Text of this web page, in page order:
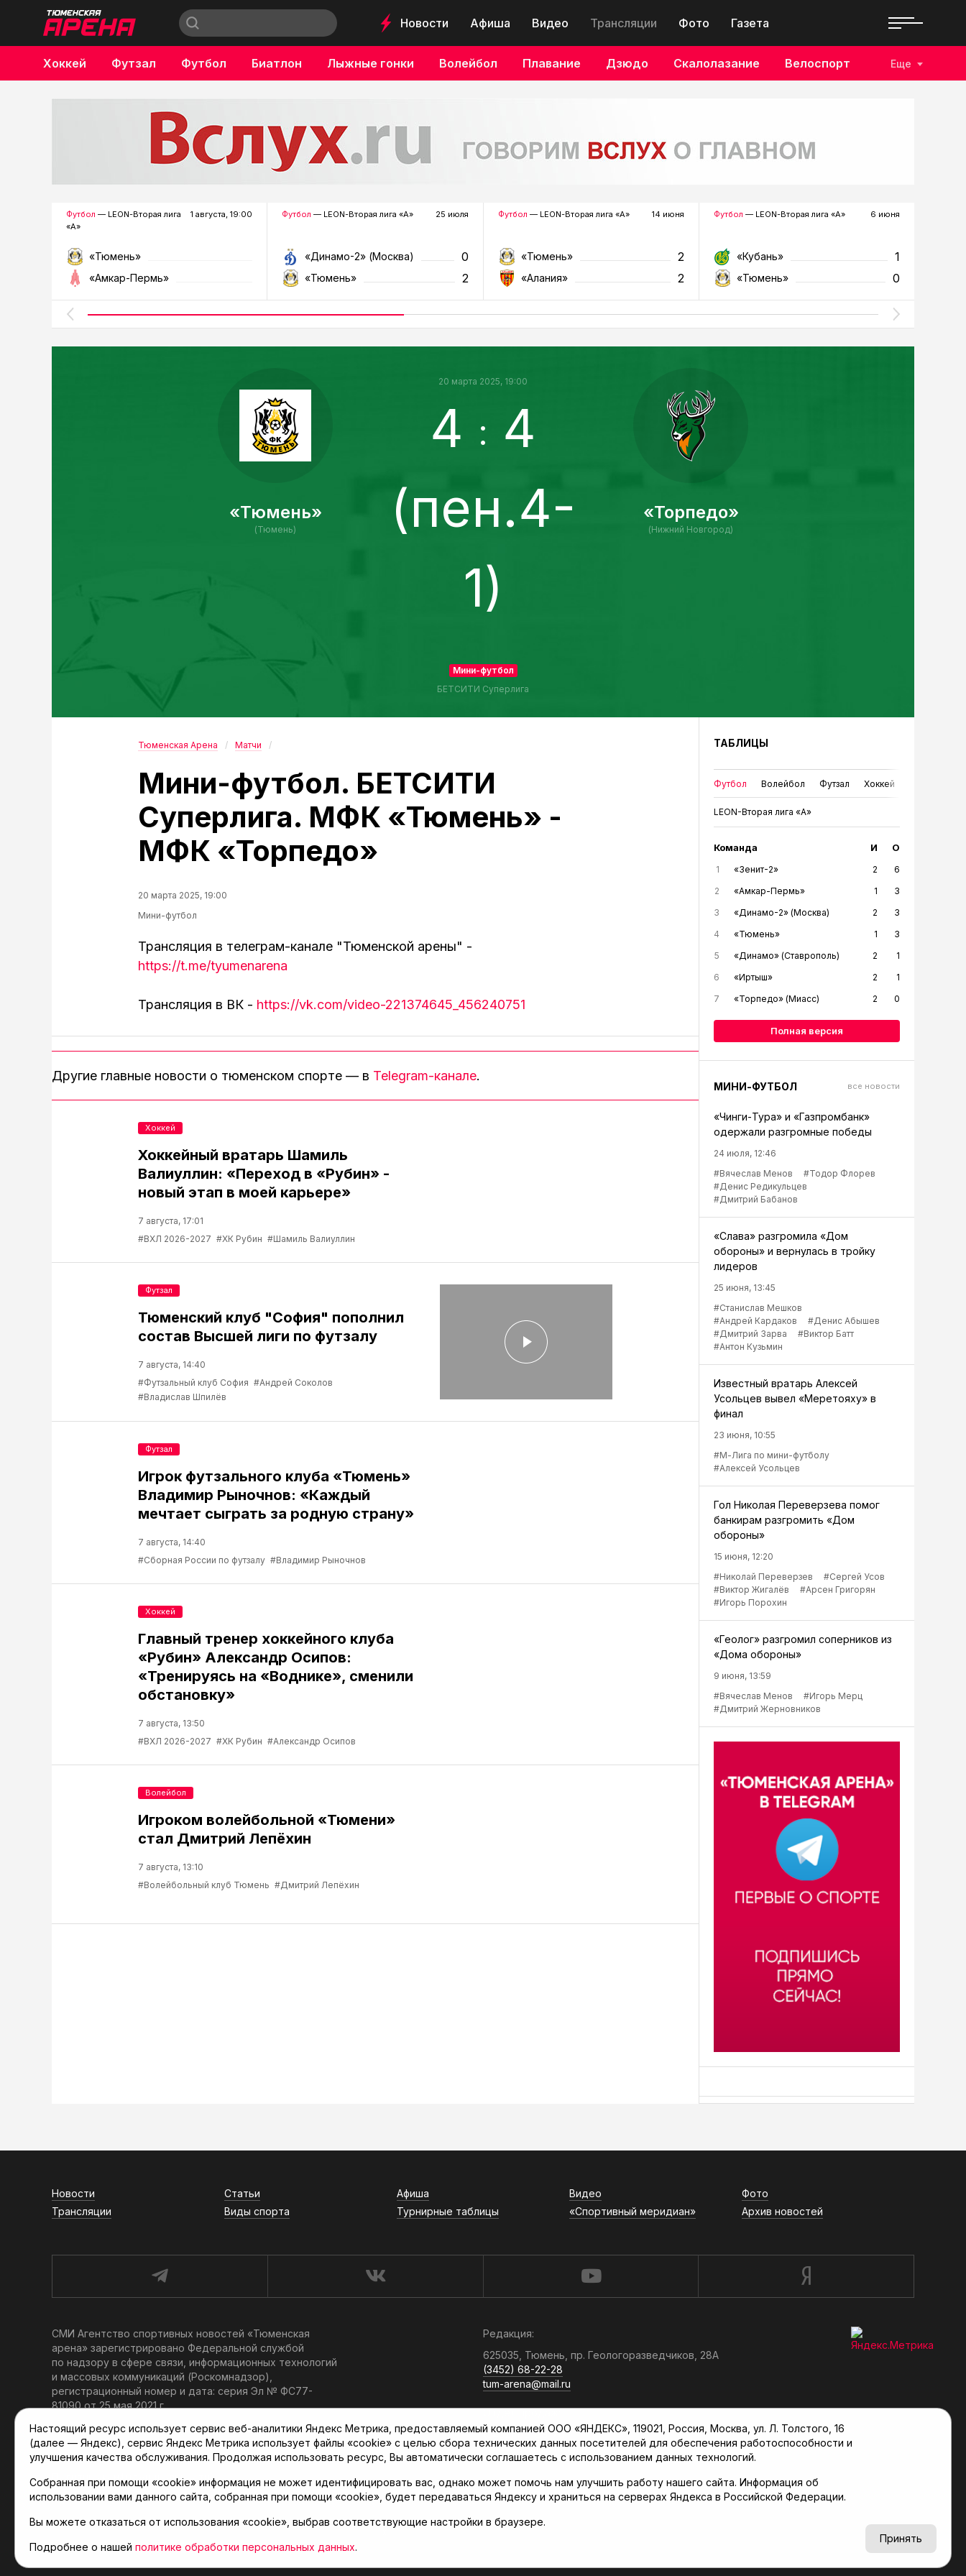
Новости Афиша Видео Трансляции Фото Газета
Хоккей Футзал Футбол Биатлон Лыжные гонки Волейбол Плавание Дзюдо Скалолазание Велоспорт
Бокс
Еще
Футбол — LEON-Вторая лига
«А»
1 августа, 19:00
«Тюмень»
«Амкар-Пермь»
Футбол — LEON-Вторая лига «А» 25 июля
«Динамо-2» (Москва) 0
«Тюмень» 2
Футбол — LEON-Вторая лига «А» 14 июня
«Тюмень» 2
«Алания» 2
Футбол — LEON-Вторая лига «А» 6 июня
«Кубань» 1
«Тюмень» 0
«Тюмень»
(Тюмень)
20 марта 2025, 19:00
4 : 4
(пен.4-
1)
Мини-футбол
БЕТСИТИ Суперлига
«Торпедо»
(Нижний Новгород)
Тюменская Арена Матчи
Мини-футбол. БЕТСИТИ
Суперлига. МФК «Тюмень» -
МФК «Торпедо»
20 марта 2025, 19:00
Мини-футбол
Трансляция в телеграм-канале "Тюменской арены" -
https://t.me/tyumenarena
Трансляция в ВК - https://vk.com/video-221374645_456240751
Другие главные новости о тюменском спорте — в Telegram-канале.
Хоккейный вратарь Шамиль
Валиуллин: «Переход в «Рубин» -
новый этап в моей карьере»
7 августа, 17:01
#ВХЛ 2026-2027 #ХК Рубин #Шамиль Валиуллин
Хоккей
Тюменский клуб "София" пополнил
состав Высшей лиги по футзалу
7 августа, 14:40
#Футзальный клуб София #Андрей Соколов
#Владислав Шпилёв
Футзал
Игрок футзального клуба «Тюмень»
Владимир Рыночнов: «Каждый
мечтает сыграть за родную страну»
7 августа, 14:40
#Сборная России по футзалу #Владимир Рыночнов
Футзал
Главный тренер хоккейного клуба
«Рубин» Александр Осипов:
«Тренируясь на «Воднике», сменили
обстановку»
7 августа, 13:50
#ВХЛ 2026-2027 #ХК Рубин #Александр Осипов
Хоккей
Игроком волейбольной «Тюмени»
стал Дмитрий Лепёхин
7 августа, 13:10
#Волейбольный клуб Тюмень #Дмитрий Лепёхин
Волейбол
ТАБЛИЦЫ
Футбол Волейбол Футзал Хоккей
LEON-Вторая лига «А»
Команда И О
1 «Зенит-2» 2
6
2
«Амкар-Пермь» 1
3
3
«Динамо-2» (Москва) 2
3
4
«Тюмень» 1
3
5
«Динамо» (Ставрополь) 2
1
6
«Иртыш» 2
1
7
«Торпедо» (Миасс) 2 0
Полная версия
МИНИ-ФУТБОЛ все новости
«Чинги-Тура» и «Газпромбанк»
одержали разгромные победы
24 июля, 12:46
#Вячеслав Менов
#Тодор Флорев
#Денис Редикульцев
#Дмитрий Бабанов
«Слава» разгромила «Дом
обороны» и вернулась в тройку
лидеров
25 июня, 13:45
#Станислав Мешков
#Андрей Кардаков
#Денис Абышев
#Дмитрий Зарва
#Виктор Батт
#Антон Кузьмин
Известный вратарь Алексей
Усольцев вывел «Меретояху» в
финал
23 июня, 10:55
#М-Лига по мини-футболу
#Алексей Усольцев
Гол Николая Переверзева помог
банкирам разгромить «Дом
обороны»
15 июня, 12:20
#Николай Переверзев
#Сергей Усов
#Виктор Жигалёв
#Арсен Григорян
#Игорь Порохин
«Геолог» разгромил соперников из
«Дома обороны»
9 июня, 13:59
#Вячеслав Менов
#Игорь Мерц
#Дмитрий Жерновников
Новости Статьи Афиша Видео
Фото
Трансляции
Виды спорта Турнирные таблицы «Спортивный меридиан» Архив новостей
СМИ Агентство спортивных новостей «Тюменская
арена» зарегистрировано Федеральной службой
по надзору в сфере связи, информационных технологий
и массовых коммуникаций (Роскомнадзор),
регистрационный номер и дата: серия Эл № ФС77-
81090 от 25 мая 2021 г.
Главный редактор: Мартынов В. В.
При использовании материалов ссылка обязательна.
Политика конфиденциальности
Редакция:
625035, Тюмень, пр. Геологоразведчиков, 28А
(3452) 68-22-28
tum-arena@mail.ru
Отдел продаж:
(3452) 68-89-78
kotovaev@sibinformburo.ru
© 2001-2026 Агентство спортивных новостей «Тюменская арена»
Карта сайта
6+
Настоящий ресурс использует сервис веб-аналитики Яндекс Метрика, предоставляемый компанией ООО «ЯНДЕКС», 119021, Россия, Москва, ул. Л. Толстого, 16
(далее — Яндекс), сервис Яндекс Метрика использует файлы «cookie» с целью сбора технических данных посетителей для обеспечения работоспособности и
улучшения качества обслуживания. Продолжая использовать ресурс, Вы автоматически соглашаетесь с использованием данных технологий.
Собранная при помощи «cookie» информация не может идентифицировать вас, однако может помочь нам улучшить работу нашего сайта. Информация об
использовании вами данного сайта, собранная при помощи «cookie», будет передаваться Яндексу и храниться на серверах Яндекса в Российской Федерации.
Вы можете отказаться от использования «cookie», выбрав соответствующие настройки в браузере.
Подробнее о нашей политике обработки персональных данных.
Принять